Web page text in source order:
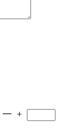
一 +